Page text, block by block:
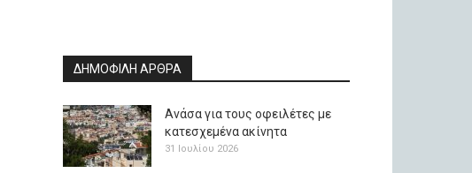
ΔΗΜΟΦΙΛΗ ΑΡΘΡΑ
Ανάσα για τους οφειλέτες με
κατεσχεμένα ακίνητα
31 Ιουλίου 2026